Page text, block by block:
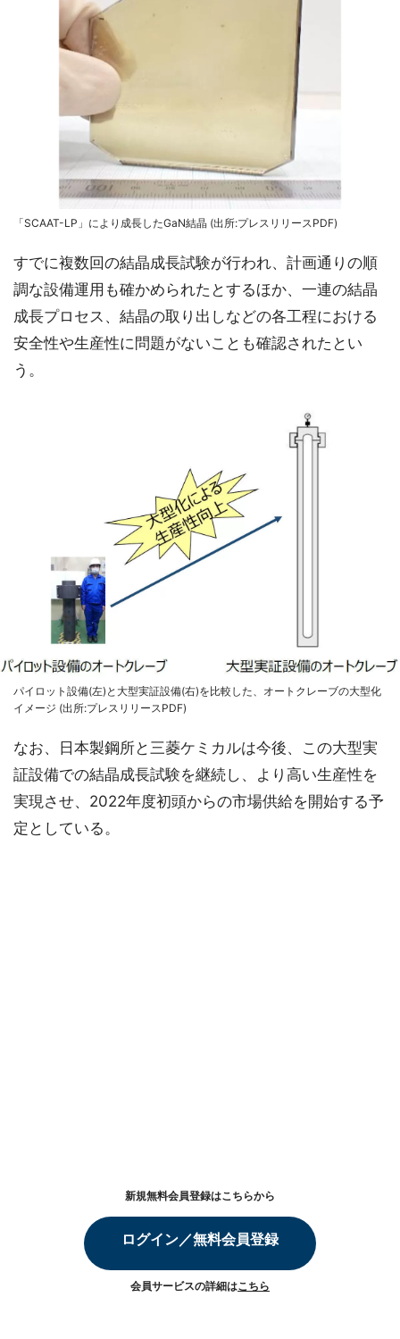
「SCAAT-LP」により成長したGaN結晶 (出所:プレスリリースPDF)
すでに複数回の結晶成長試験が行われ、計画通りの順
調な設備運用も確かめられたとするほか、一連の結晶
成長プロセス、結晶の取り出しなどの各工程における
安全性や生産性に問題がないことも確認されたとい
う。
パイロット設備(左)と大型実証設備(右)を比較した、オートクレーブの大型化
イメージ (出所:プレスリリースPDF)
なお、日本製鋼所と三菱ケミカルは今後、この大型実
証設備での結晶成長試験を継続し、より高い生産性を
実現させ、2022年度初頭からの市場供給を開始する予
定としている。
新規無料会員登録はこちらから
ログイン／無料会員登録
会員サービスの詳細はこちら